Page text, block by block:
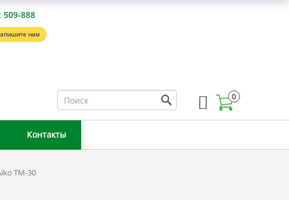
509-888
нам
0
Контакты
TM-30